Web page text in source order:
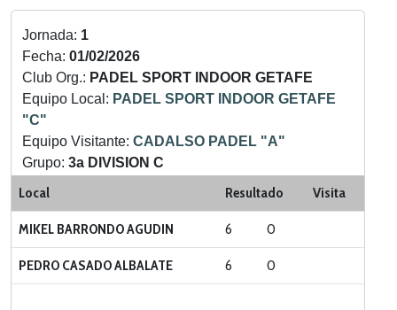
Jornada: 1
Fecha: 01/02/2026
Club Org.: PADEL SPORT INDOOR GETAFE
Equipo Local: PADEL SPORT INDOOR GETAFE
"C"
Equipo Visitante: CADALSO PADEL "A"
Grupo: 3a DIVISION C
Categoria:
Local Resultado Visita
MIKEL BARRONDO AGUDIN 6 0
PEDRO CASADO ALBALATE 6 0